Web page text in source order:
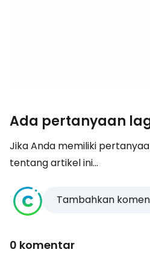
Ada pertanyaan
Jika Anda memiliki
tentang artikel ini...
Tambahkan
0 komentar